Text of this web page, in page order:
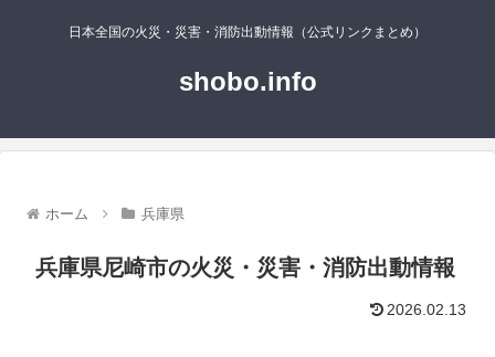
日本全国の火災・災害・消防出動情報（公式リンクまとめ）
shobo.info
ホーム 兵庫県
兵庫県尼崎市の火災・災害・消防出動情報
2026.02.13